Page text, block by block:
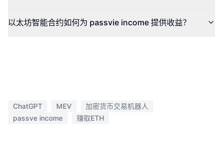
以太坊智能合约如何为 passvie income 提供收益？
ChatGPT MEV
加密货币交易机器人
passve income
赚取ETH